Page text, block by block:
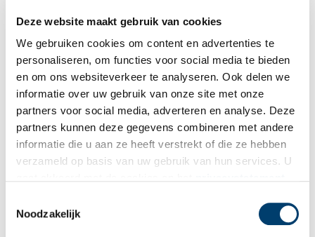
Deze website maakt gebruik van cookies
We gebruiken cookies om content en advertenties te
personaliseren, om functies voor social media te bieden
en om ons websiteverkeer te analyseren. Ook delen we
informatie over uw gebruik van onze site met onze
partners voor social media, adverteren en analyse. Deze
partners kunnen deze gegevens combineren met andere
informatie die u aan ze heeft verstrekt of die ze hebben
verzameld op basis van uw gebruik van hun services. U
Noodzakelijk
twee verschillende werelderfgoed sites op de UNESCO lijst. Het
is ook erg opmerkelijk als je kijkt naar het ontstaan en de functie
van beide monumenten. Er is namelijk sprake van een markant
contrast: de Beemster ontstond vanuit de behoefte om water
droog te malen; de Stelling van Amsterdam werd juist gecreëerd
om land onder water te kunnen zetten. Wie de Beemster bekijkt
met de contrasten land-water en droogleggen-inunderen in
gedachten, ziet veel meer dan alleen een polder met koeien en
kaas.